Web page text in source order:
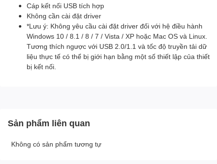
Cáp kết nối USB tích hợp
Không cần cài đặt driver
*Lưu ý: Không yêu cầu cài đặt driver đối với hệ điều hành
Windows 10 / 8.1 / 8 / 7 / Vista / XP hoặc Mac OS và Linux.
Tương thích ngược với USB 2.0/1.1 và tốc độ truyền tải dữ
liệu thực tế có thể bị giới hạn bằng một số thiết lập của thiết
bị kết nối.
Sản phẩm liên quan
Không có sản phẩm tương tự